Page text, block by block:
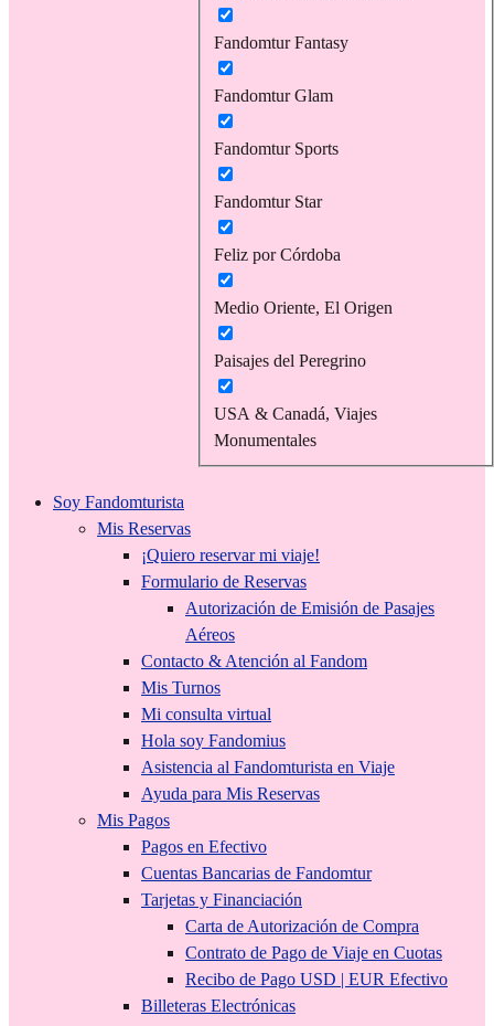
Fandomtur Fantasy
Fandomtur Glam
Fandomtur Sports
Fandomtur Star
Feliz por Córdoba
Medio Oriente, El Origen
Paisajes del Peregrino
USA & Canadá, Viajes
Monumentales
Soy Fandomturista
Mis Reservas
¡Quiero reservar mi viaje!
Formulario de Reservas
Autorización de Emisión de Pasajes
Aéreos
Contacto & Atención al Fandom
Mis Turnos
Mi consulta virtual
Hola soy Fandomius
Asistencia al Fandomturista en Viaje
Ayuda para Mis Reservas
Mis Pagos
Pagos en Efectivo
Cuentas Bancarias de Fandomtur
Tarjetas y Financiación
Carta de Autorización de Compra
Contrato de Pago de Viaje en Cuotas
Recibo de Pago USD | EUR Efectivo
Billeteras Electrónicas